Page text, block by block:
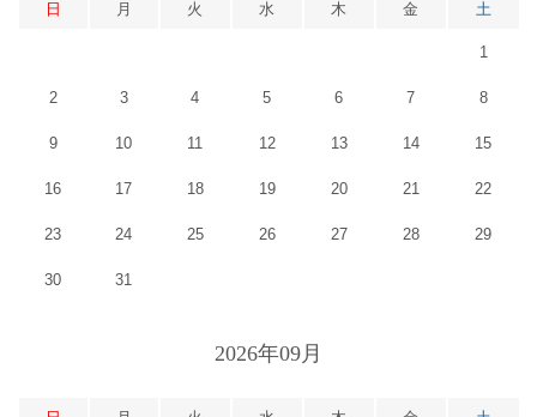
日 月 火 水 木 金 土
1
2 3 4 5 6 7 8
9 10 11 12 13 14 15
16 17 18 19 20 21 22
23 24 25 26 27 28 29
30 31
2026年09月